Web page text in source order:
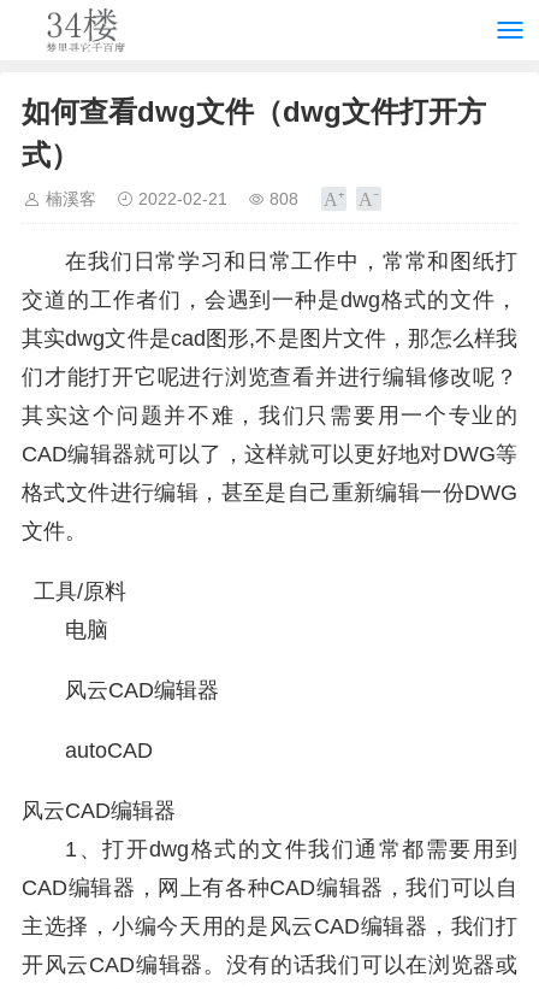
如何查看dwg文件（dwg文件打开方
式）
楠溪客 2022-02-21 808
在我们日常学习和日常工作中，常常和图纸打
交道的工作者们，会遇到一种是dwg格式的文件，
其实dwg文件是cad图形,不是图片文件，那怎么样我
们才能打开它呢进行浏览查看并进行编辑修改呢？
其实这个问题并不难，我们只需要用一个专业的
CAD编辑器就可以了，这样就可以更好地对DWG等
格式文件进行编辑，甚至是自己重新编辑一份DWG
文件。
工具/原料
电脑
风云CAD编辑器
autoCAD
风云CAD编辑器
1、打开dwg格式的文件我们通常都需要用到
CAD编辑器，网上有各种CAD编辑器，我们可以自
主选择，小编今天用的是风云CAD编辑器，我们打
开风云CAD编辑器。没有的话我们可以在浏览器或